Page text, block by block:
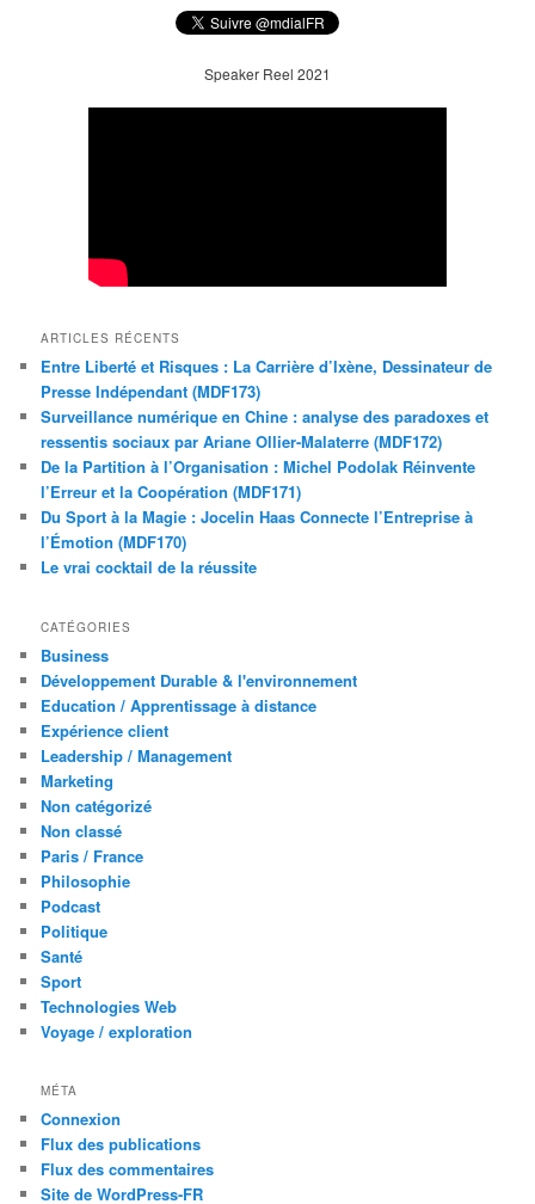
Speaker Reel 2021
ARTICLES RÉCENTS
Entre Liberté et Risques : La Carrière d’Ixène, Dessinateur de
Presse Indépendant (MDF173)
Surveillance numérique en Chine : analyse des paradoxes et
ressentis sociaux par Ariane Ollier-Malaterre (MDF172)
De la Partition à l’Organisation : Michel Podolak Réinvente
l’Erreur et la Coopération (MDF171)
Du Sport à la Magie : Jocelin Haas Connecte l’Entreprise à
l’Émotion (MDF170)
Le vrai cocktail de la réussite
CATÉGORIES
Business
Développement Durable & l'environnement
Education / Apprentissage à distance
Expérience client
Leadership / Management
Marketing
Non catégorizé
Non classé
Paris / France
Philosophie
Podcast
Politique
Santé
Sport
Technologies Web
Voyage / exploration
MÉTA
Connexion
Flux des publications
Flux des commentaires
Site de WordPress-FR